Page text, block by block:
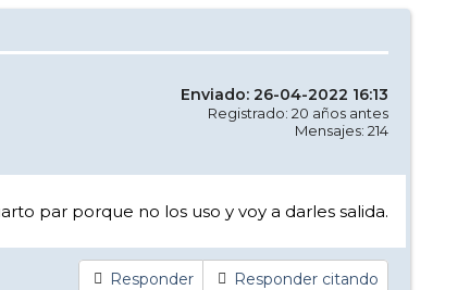
Enviado: 26-04-2022 16:13
Registrado: 20 años antes
Mensajes: 214
par porque no los uso y voy a darles salida.
Responder Responder citando